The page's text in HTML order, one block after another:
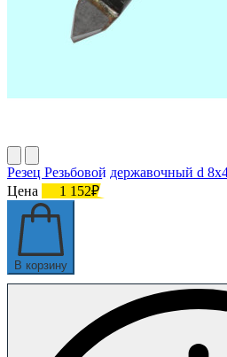
Резец Резьбовой державочный d
Цена
1 152₽
В корзину